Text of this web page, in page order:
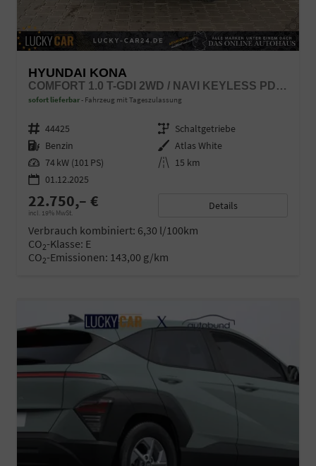
HYUNDAI KONA
COMFORT 1.0 T-GDI 2WD / NAVI KEYLESS PDC V.&H. KAMERA SITZ & LENKR.HEIZ./ LED ALU 18"
sofort lieferbar Fahrzeug mit Tageszulassung
Fahrzeugnr. 44425 Getriebe Schaltgetriebe
Kraftstoff Benzin Außenfarbe Atlas White
Leistung 74 kW (101 PS) Kilometerstand 15 km
01.12.2025
22.750,– €
incl. 19% MwSt.
Details
Verbrauch kombiniert: 6,30 l/100km
CO2-Klasse: E
CO2-Emissionen: 143,00 g/km